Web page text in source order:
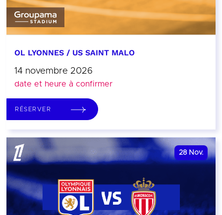
OL LYONNES / US SAINT MALO
14 novembre 2026
date et heure à confirmer
RÉSERVER
28 Nov.